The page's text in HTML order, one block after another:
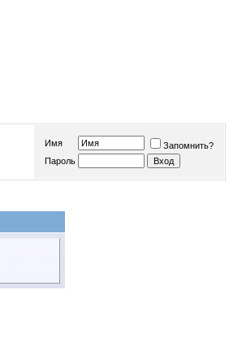
Имя
Запомнить?
Пароль